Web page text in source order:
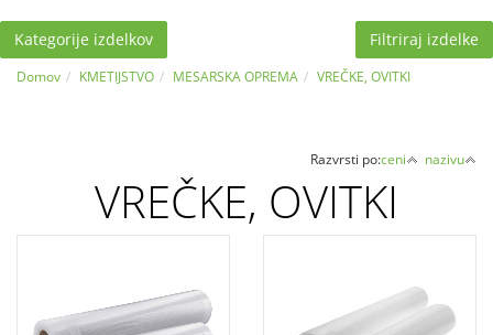
VRSTA 3
VRSTA 3
VRSTA 3
Kategorije izdelkov Filtriraj izdelke
Domov KMETIJSTVO MESARSKA OPREMA VREČKE, OVITKI
Razvrsti po:ceni nazivu
VREČKE, OVITKI